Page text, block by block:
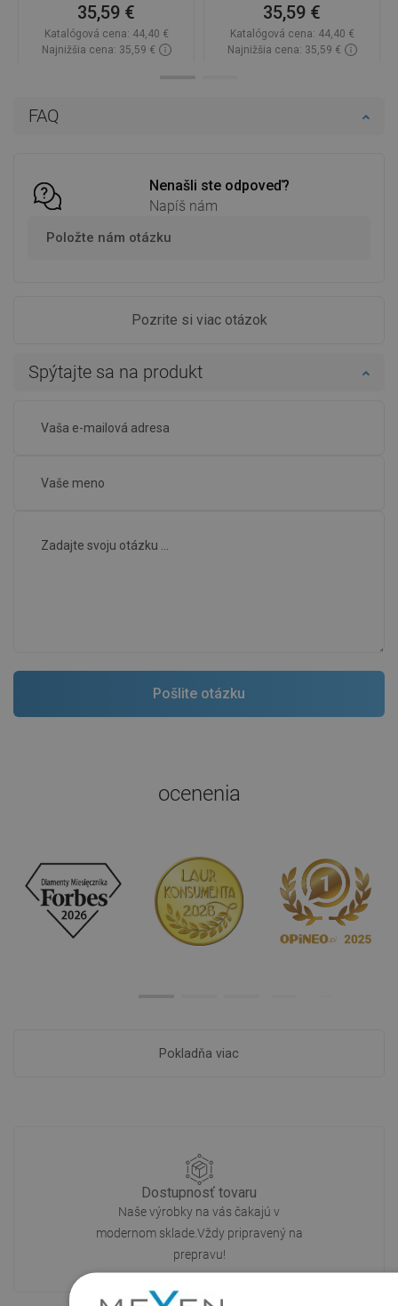
FAQ
Nenašli ste odpoveď?
Napíš nám
Položte nám otázku
Pozrite si viac otázok
Spýtajte sa na produkt
35,59 €
Katalógová cena: 44,40 €
Najnižšia cena: 35,59 €
35,59 €
Katalógová cena: 44,40 €
Najnižšia cena: 35,59 €
ocenenia
Pokladňa viac
Dostupnosť tovaru
Naše výrobky na vás čakajú v
modernom sklade.Vždy pripravený na
prepravu!